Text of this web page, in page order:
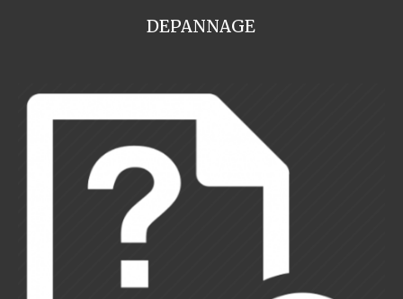
DEPANNAGE